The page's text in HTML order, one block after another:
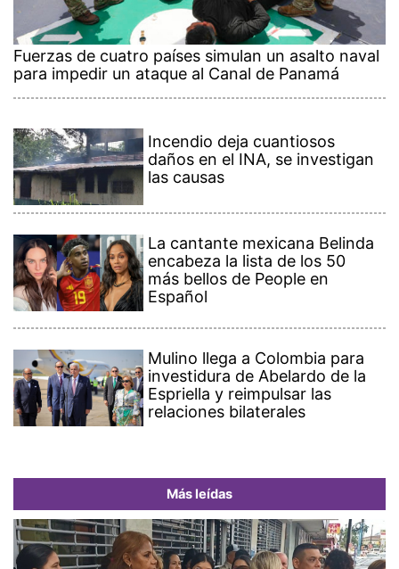
Fuerzas de cuatro países simulan un asalto naval
para impedir un ataque al Canal de Panamá
Incendio deja cuantiosos
daños en el INA, se investigan
las causas
La cantante mexicana Belinda
encabeza la lista de los 50
más bellos de People en
Español
Mulino llega a Colombia para
investidura de Abelardo de la
Espriella y reimpulsar las
relaciones bilaterales
Más leídas